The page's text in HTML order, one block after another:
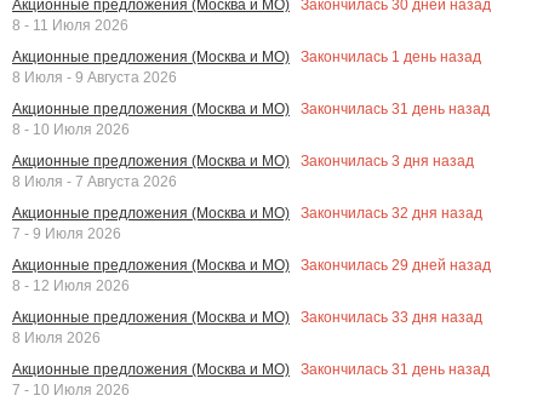
Акционные предложения (Москва и МО)
Закончилась 30 дней назад
8 - 11 Июля 2026
Акционные предложения (Москва и МО)
Закончилась 1 день назад
8 Июля - 9 Августа 2026
Акционные предложения (Москва и МО)
Закончилась 31 день назад
8 - 10 Июля 2026
Акционные предложения (Москва и МО)
Закончилась 3 дня назад
8 Июля - 7 Августа 2026
Акционные предложения (Москва и МО)
Закончилась 32 дня назад
7 - 9 Июля 2026
Акционные предложения (Москва и МО)
Закончилась 29 дней назад
8 - 12 Июля 2026
Акционные предложения (Москва и МО)
Закончилась 33 дня назад
8 Июля 2026
Акционные предложения (Москва и МО)
Закончилась 31 день назад
7 - 10 Июля 2026